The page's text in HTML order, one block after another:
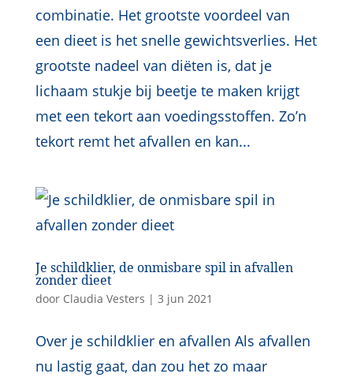
combinatie. Het grootste voordeel van
een dieet is het snelle gewichtsverlies. Het
grootste nadeel van diëten is, dat je
lichaam stukje bij beetje te maken krijgt
met een tekort aan voedingsstoffen. Zo’n
tekort remt het afvallen en kan...
Je schildklier, de onmisbare spil in afvallen
zonder dieet
door Claudia Vesters | 3 jun 2021
Over je schildklier en afvallen Als afvallen
nu lastig gaat, dan zou het zo maar